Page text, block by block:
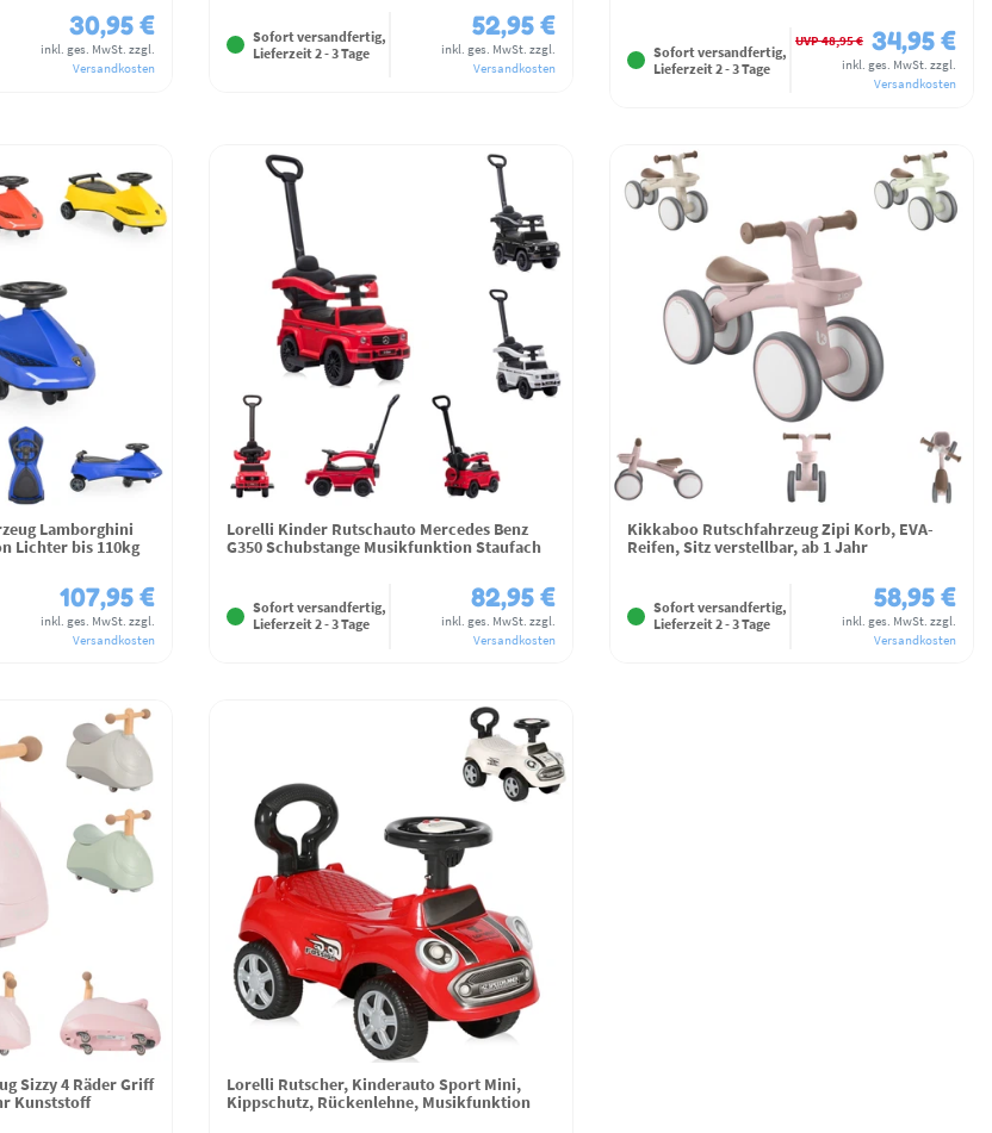
30,95 €
inkl. ges. MwSt. zzgl.
Versandkosten
Sofort versandfertig,
Lieferzeit 2 - 3 Tage
52,95 €
inkl. ges. MwSt. zzgl.
Versandkosten
Sofort versandfertig,
Lieferzeit 2 - 3 Tage
UVP 48,95 € 34,95 €
inkl. ges. MwSt. zzgl.
Versandkosten
Lamborghini
Lichter bis 110kg
107,95 €
inkl. ges. MwSt. zzgl.
Versandkosten
Lorelli Kinder Rutschauto Mercedes Benz
G350 Schubstange Musikfunktion Staufach
Sofort versandfertig,
Lieferzeit 2 - 3 Tage
82,95 €
inkl. ges. MwSt. zzgl.
Versandkosten
Kikkaboo Rutschfahrzeug Zipi Korb, EVA-
Reifen, Sitz verstellbar, ab 1 Jahr
Sofort versandfertig,
Lieferzeit 2 - 3 Tage
58,95 €
inkl. ges. MwSt. zzgl.
Versandkosten
Sizzy 4 Räder Griff
Kunststoff
Lorelli Rutscher, Kinderauto Sport Mini,
Kippschutz, Rückenlehne, Musikfunktion